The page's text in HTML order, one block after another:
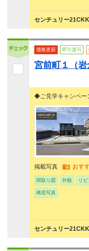
センチュリー
価格更新 即引渡可
宮前町１（
◆ご見学キャンペー
掲載写真 おす
間取り図 外観 リ
構造写真
センチュリー